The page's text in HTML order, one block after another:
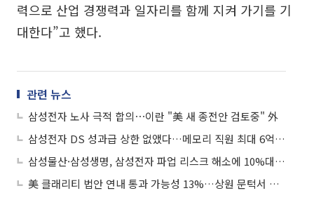
력으로 산업 경쟁력과 일자리를 함께 지켜 가기를 기
대한다”고 했다.
관련 뉴스
삼성전자 노사 극적 합의⋯이란 "美 새 종전안 검토중" 外
삼성전자 DS 성과급 상한 없앴다…메모리 직원 최대 6억원 가능
삼성물산·삼성생명, 삼성전자 파업 리스크 해소에 10%대 급등
美 클래리티 법안 연내 통과 가능성 13%…상원 문턱서 제동